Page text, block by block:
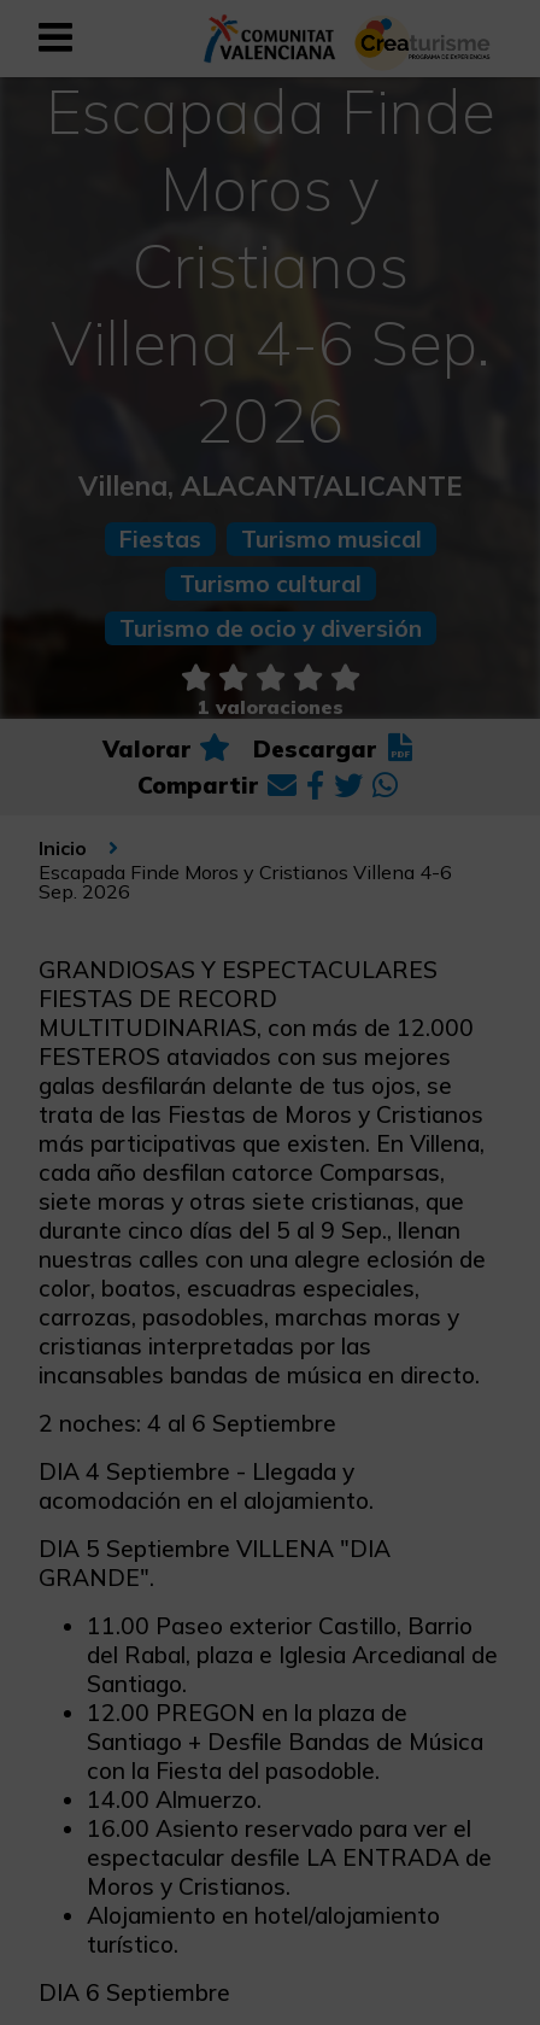
Registrarse como usuario
Registro empresarial
Mediterráneo Activo-Deportivo
Mediterráneo Cultural
Mediterráneo Natural-Rural
Experiencias Semana Santa
Escapada Finde
Moros y
Cristianos
Villena 4-6 Sep.
2026
Villena, ALACANT/ALICANTE
Fiestas
Turismo musical
Turismo cultural
Turismo de ocio y diversión
1 valoraciones
Valorar
Descargar
Compartir
Inicio
Escapada Finde Moros y Cristianos Villena 4-6
Sep. 2026
GRANDIOSAS Y ESPECTACULARES
FIESTAS DE RECORD
MULTITUDINARIAS, con más de 12.000
FESTEROS ataviados con sus mejores
galas desfilarán delante de tus ojos, se
trata de las Fiestas de Moros y Cristianos
más participativas que existen. En Villena,
cada año desfilan catorce Comparsas,
siete moras y otras siete cristianas, que
durante cinco días del 5 al 9 Sep., llenan
nuestras calles con una alegre eclosión de
color, boatos, escuadras especiales,
carrozas, pasodobles, marchas moras y
cristianas interpretadas por las
incansables bandas de música en directo.
2 noches: 4 al 6 Septiembre
DIA 4 Septiembre - Llegada y
acomodación en el alojamiento.
DIA 5 Septiembre VILLENA "DIA
GRANDE".
11.00 Paseo exterior Castillo, Barrio
del Rabal, plaza e Iglesia Arcedianal de
Santiago.
12.00 PREGON en la plaza de
Santiago + Desfile Bandas de Música
con la Fiesta del pasodoble.
14.00 Almuerzo.
16.00 Asiento reservado para ver el
espectacular desfile LA ENTRADA de
Moros y Cristianos.
Alojamiento en hotel/alojamiento
turístico.
DIA 6 Septiembre